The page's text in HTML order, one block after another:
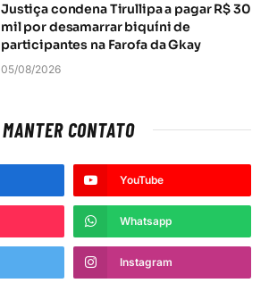
Justiça condena Tirullipa a pagar R$ 30
mil por desamarrar biquíni de
participantes na Farofa da Gkay
05/08/2026
MANTER CONTATO
YouTube
Whatsapp
Instagram